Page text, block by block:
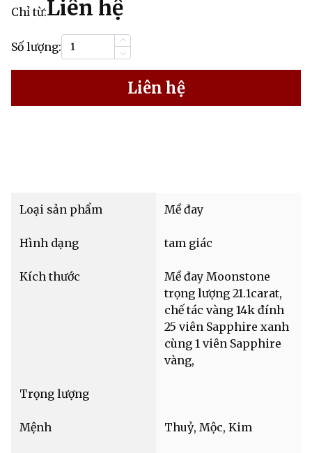
Chỉ từ:Liên hệ
Số lượng:
Liên hệ
Loại sản phẩm Mề đay
Hình dạng tam giác
Kích thước
Mề đay Moonstone
trọng lượng 21.1carat,
chế tác vàng 14k đính
25 viên Sapphire xanh
cùng 1 viên Sapphire
vàng,
Trọng lượng
Mệnh Thuỷ, Mộc, Kim